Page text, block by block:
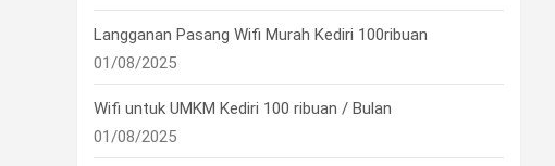
Langganan Pasang Wifi Murah Kediri 100ribuan
01/08/2025
Wifi untuk UMKM Kediri 100 ribuan / Bulan
01/08/2025